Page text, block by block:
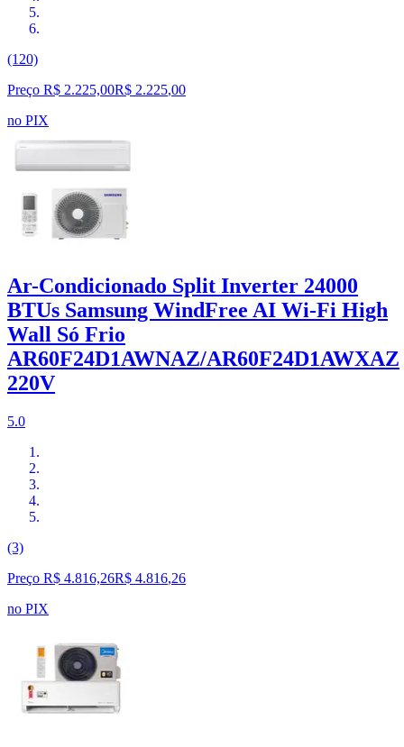
(120)
Preço R$ 2.225,00R$ 2.225,00
no PIX
Ar-Condicionado Split Inverter 24000
BTUs Samsung WindFree AI Wi-Fi High
Wall Só Frio
AR60F24D1AWNAZ/AR60F24D1AWXAZ
220V
5.0
(3)
Preço R$ 4.816,26R$ 4.816,26
no PIX